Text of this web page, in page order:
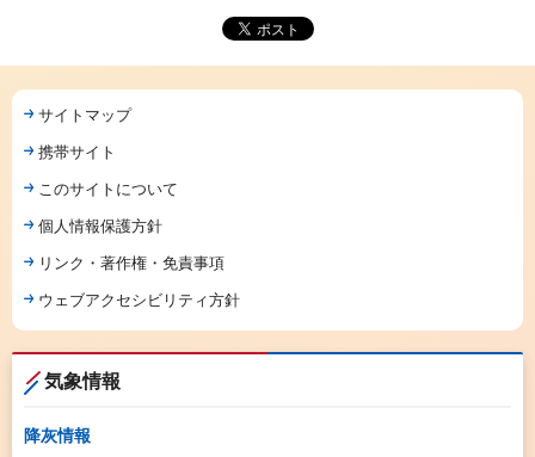
サイトマップ
携帯サイト
このサイトについて
個人情報保護方針
リンク・著作権・免責事項
ウェブアクセシビリティ方針
気象情報
降灰情報